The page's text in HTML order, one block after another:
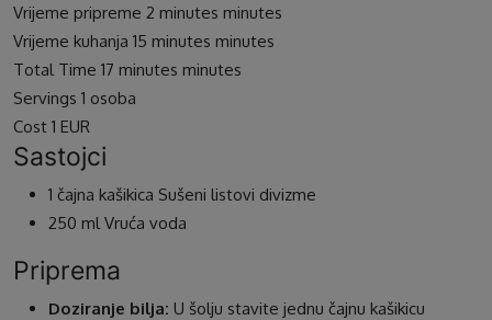
Vrijeme pripreme 2 minutes minutes
Vrijeme kuhanja 15 minutes minutes
Total Time 17 minutes minutes
Servings 1 osoba
Cost 1 EUR
Sastojci
1 čajna kašikica Sušeni listovi divizme
250 ml Vruća voda
Priprema
Doziranje bilja: U šolju stavite jednu čajnu kašikicu